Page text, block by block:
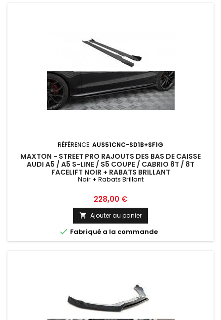
RÉFÉRENCE: AUS51CNC-SD1B+SF1G
MAXTON - STREET PRO RAJOUTS DES BAS DE CAISSE
AUDI A5 / A5 S-LINE / S5 COUPE / CABRIO 8T / 8T
FACELIFT NOIR + RABATS BRILLANT
Noir + Rabats Brillant
Prix
228,00 €
 Ajouter au panier
 Fabriqué a la commande